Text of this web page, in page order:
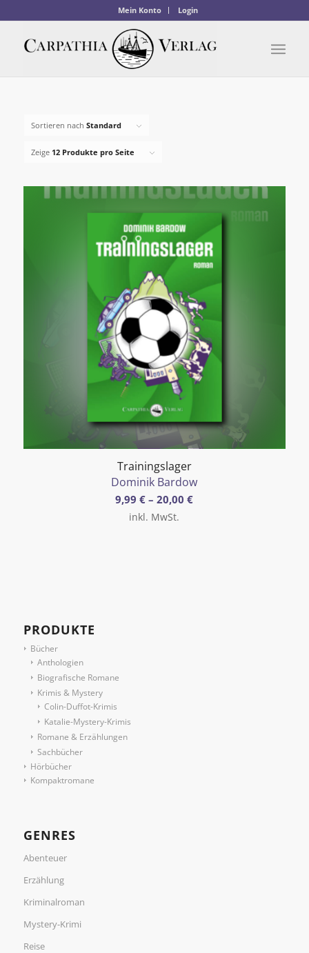
Mein Konto Login
Sortieren nach Standard
Zeige 12 Produkte pro Seite
Trainingslager
Dominik Bardow
9,99€ –20,00€
inkl. MwSt.
PRODUKTE
Bücher
Anthologien
Biografische Romane
Krimis & Mystery
Colin-Duffot-Krimis
Katalie-Mystery-Krimis
Romane & Erzählungen
Sachbücher
Hörbücher
Kompaktromane
GENRES
Abenteuer
Erzählung
Kriminalroman
Mystery-Krimi
Reise